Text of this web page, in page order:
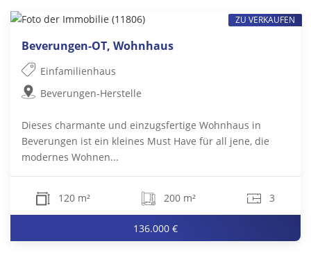
Beverungen-OT, Wohnhaus
Einfamilienhaus
Beverungen-Herstelle
Dieses charmante und einzugsfertige Wohnhaus in
Beverungen ist ein kleines Must Have für all jene, die
modernes Wohnen...
120 m² 200 m² 3
136.000 €
ZU VERKAUFEN